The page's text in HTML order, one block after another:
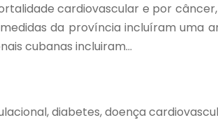
cardiovascular e por
da província incluíram uma
cubanas incluiram...
diabetes, doença